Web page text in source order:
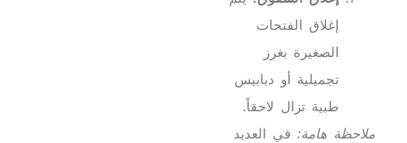
إغلاق الفتحات
الصغيرة بغرز
تجميلية أو دبابيس
طبية تزال لاحقاً.
ملاحظة هامة: في العديد